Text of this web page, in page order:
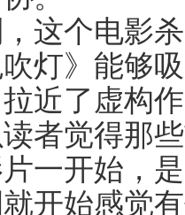
这个电影
灯》能够
近了虚构
者觉得那
片一开始，
开始感觉